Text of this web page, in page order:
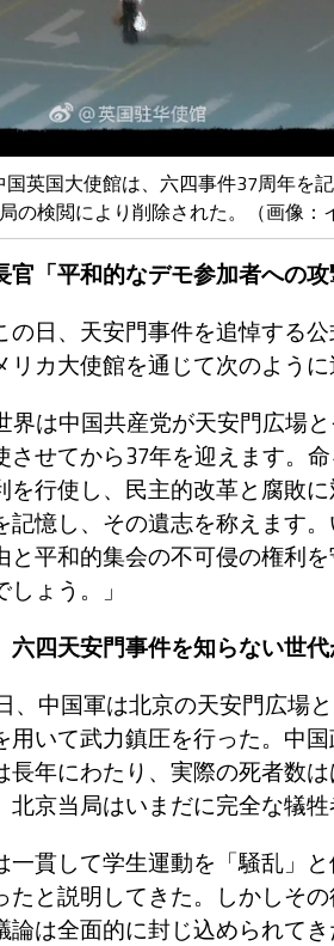
国英国大使館は、六四事件37周年を
局の検閲により削除された。（画像：
「平和的なデモ参加者への攻
日、天安門事件を追悼する
カ大使館を通じて次のように
は中国共産党が天安門広場
させてから37年を迎えます。
を行使し、民主的改革と腐敗
記憶し、その遺志を称えます
と平和的集会の不可侵の権利
ょう。」
六四天安門事件を知らない世
、中国軍は北京の天安門広場
用いて武力鎮圧を行った。中
長年にわたり、実際の死者数
京当局はいまだに完全な犠牲
貫して学生運動を「騒乱」
たと説明してきた。しかしそ
論は全面的に封じ込められて